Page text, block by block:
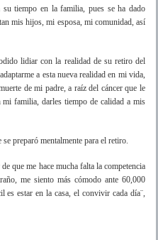
tiempo en la familia, pues se ha dado
mis hijos, mi esposa, mi comunidad, así
lidiar con la realidad de su retiro del
a esta nueva realidad en mi vida,
de mi padre, a raíz del cáncer que le
mi familia, darles tiempo de calidad a mis
preparó mentalmente para el retiro.
que me hace mucha falta la competencia
me siento más cómodo ante 60,000
estar en la casa, el convivir cada día¨,